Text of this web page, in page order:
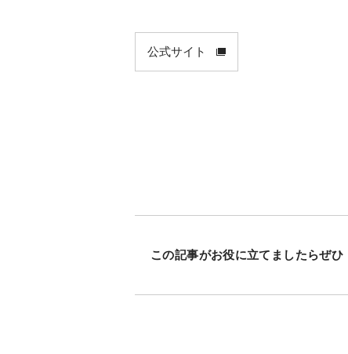
公式サイト
この記事がお役に立てましたらぜひ